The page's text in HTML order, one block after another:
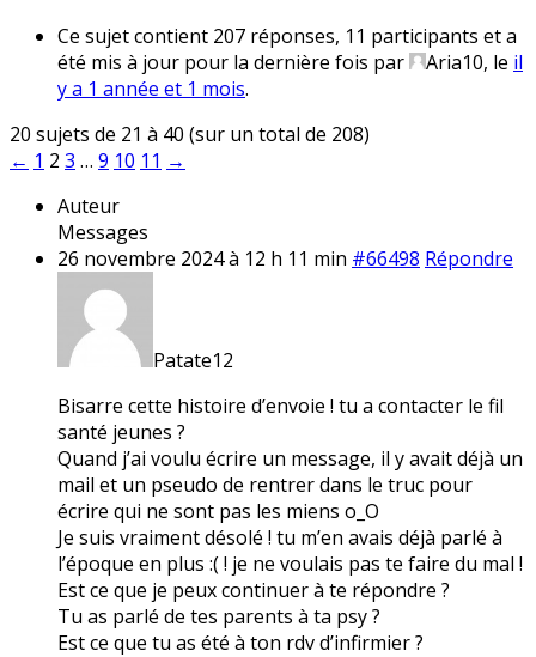
Ce sujet contient 207 réponses, 11 participants et a
été mis à jour pour la dernière fois par
Aria10, le il
y a 1 année et 1 mois.
20 sujets de 21 à 40 (sur un total de 208)
← 1 2 3 … 9 10 11 →
Auteur
Messages
26 novembre 2024 à 12 h 11 min #66498 Répondre
Patate12
Bisarre cette histoire d’envoie ! tu a contacter le fil
santé jeunes ?
Quand j’ai voulu écrire un message, il y avait déjà un
mail et un pseudo de rentrer dans le truc pour
écrire qui ne sont pas les miens o_O
Je suis vraiment désolé ! tu m’en avais déjà parlé à
l’époque en plus :( ! je ne voulais pas te faire du mal !
Est ce que je peux continuer à te répondre ?
Tu as parlé de tes parents à ta psy ?
Est ce que tu as été à ton rdv d’infirmier ?